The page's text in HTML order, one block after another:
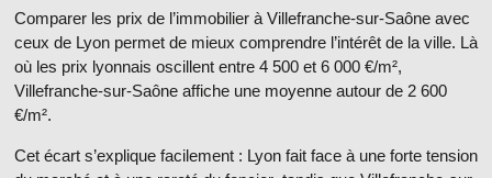
Comparer les prix de l’immobilier à Villefranche-sur-Saôneavec
ceux de Lyon permet de mieux comprendre l’intérêt de la ville. Là
où les prix lyonnais oscillent entre 4 500 et 6 000 €/m²,
Villefranche-sur-Saône affiche une moyenne autour de 2 600
€/m².
Cet écart s’explique facilement : Lyon fait face à une forte tension